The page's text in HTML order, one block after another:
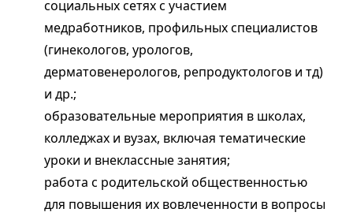
социальных сетях с участием
медработников, профильных специалистов
(гинекологов, урологов,
дерматовенерологов, репродуктологов и тд)
и др.;
образовательные мероприятия в школах,
колледжах и вузах, включая тематические
уроки и внеклассные занятия;
работа с родительской общественностью
для повышения их вовлеченности в вопросы